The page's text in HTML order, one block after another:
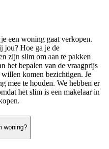
een woning gaat verkopen.
jou? Hoe ga je de
zijn slim om aan te pakken
het bepalen van de vraagprijs
willen komen bezichtigen. Je
mee te houden. We hebben er
het slim is een makelaar in
woning?